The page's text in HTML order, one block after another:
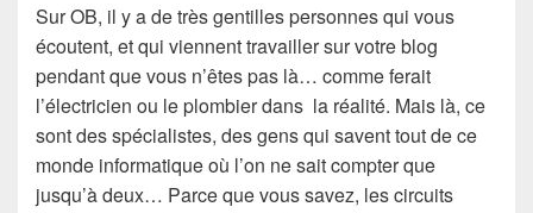
SurOB, il y a de trèsgentilles personnesqui vous
écoutent, et qui viennent travailler sur votre blog
pendant que vous n’êtes pas là… comme ferait
l’électricien ou le plombier dans la réalité. Mais là, ce
sont desspécialistes, des gens qui savent tout de ce
monde informatiqueoù l’on ne sait compter que
jusqu’àdeux… Parce que vous savez, lescircuits